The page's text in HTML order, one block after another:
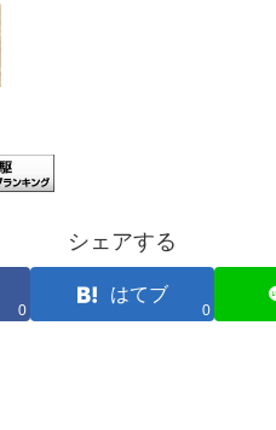
シェアする
0
はてブ
0